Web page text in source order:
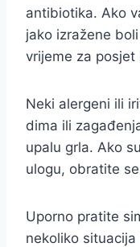
antibiotika. Ako
jako izražene
vrijeme za posjet
Neki alergeni ili
dima ili
upalu grla. Ako
ulogu, obratite
Uporno pratite
nekoliko